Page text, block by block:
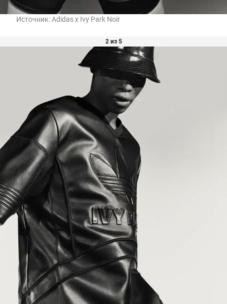
Источник:Adidas x Ivy Park Noir
2 из 5